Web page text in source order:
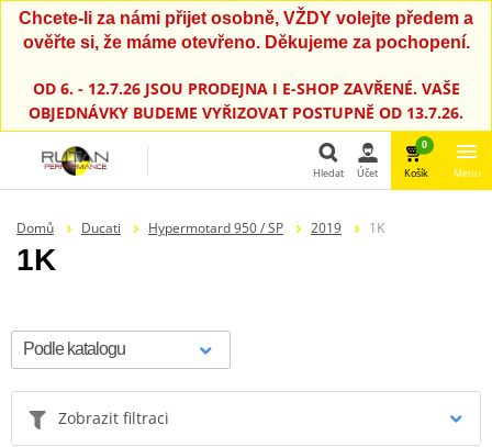
Chcete-li za námi přijet osobně, VŽDY volejte předem a
ověřte si, že máme otevřeno. Děkujeme za pochopení.
OD 6. - 12.7.26 JSOU PRODEJNA I E-SHOP ZAVŘENÉ. VAŠE
OBJEDNÁVKY BUDEME VYŘIZOVAT POSTUPNĚ OD 13.7.26.
Hledat Účet
0
Košík Menu
Domů Ducati Hypermotard 950 / SP 2019 1K
1K
Zobrazit filtraci